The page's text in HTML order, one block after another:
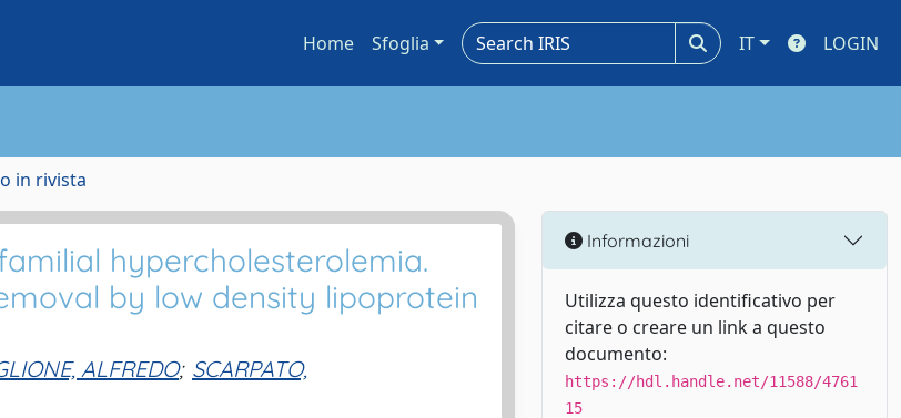
Home Sfoglia IT LOGIN
in rivista
hypercholesterolemia.
by low density lipoprotein
ALFREDO; SCARPATO,
Informazioni
Utilizza questo identificativo per
citare o creare un link a questo
documento:
https://hdl.handle.net/11588/4761
15